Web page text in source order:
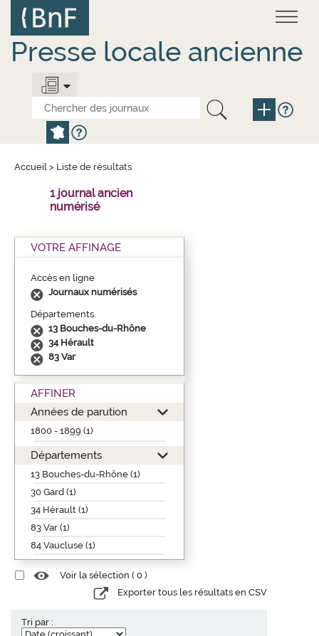
contenu
principal
Presse locale ancienne
Accueil > Liste de résultats
1 journal ancien
numérisé
VOTRE AFFINAGE
Accès en ligne
Journaux numérisés
Départements
13 Bouches-du-Rhône
34 Hérault
83 Var
AFFINER
Années de parution
1800 - 1899 (1)
Départements
13 Bouches-du-Rhône (1)
30 Gard (1)
34 Hérault (1)
83 Var (1)
84 Vaucluse (1)
Voir la sélection ( 0 )
Exporter tous les résultats en CSV
Tri par :
Panneau de gestion des cookies